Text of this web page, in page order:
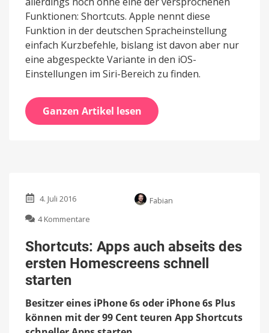
Funktionen: Shortcuts. Apple nennt diese
Funktion in der deutschen Spracheinstellung
einfach Kurzbefehle, bislang ist davon aber nur
eine abgespeckte Variante in den iOS-
Einstellungen im Siri-Bereich zu finden.
Ganzen Artikel lesen
4. Juli 2016
Fabian
4 Kommentare
Apps
auch
abseits
Homescreens
starten
Shortcuts: Apps auch abseits des
ersten Homescreens schnell
starten
Besitzer eines iPhone 6s oder iPhone 6s Plus
können mit der 99 Cent teuren App Shortcuts